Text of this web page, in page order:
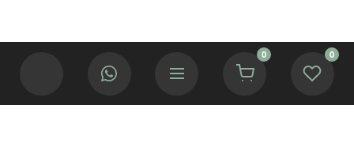
© 2002 — 2025 Інтернет-магазин меблів «Меблі ІФ».
0 0
Ми використовуємо cookies для покращення роботи сайту.
Якщо Ви згідні натисніть кнопку.
Приймаю